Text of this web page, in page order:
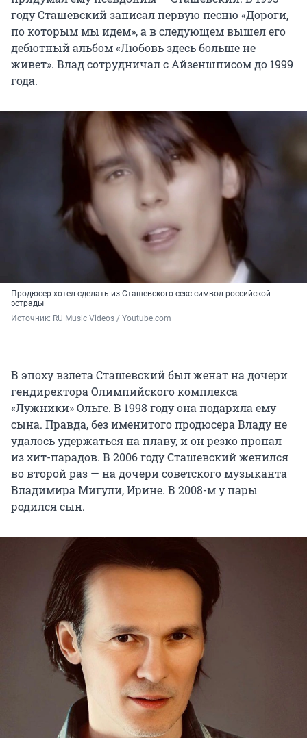
году Сташевский записал первую песню «Дороги,
по которым мы идем», а в следующем вышел его
дебютный альбом «Любовь здесь больше не
живет». Влад сотрудничал с Айзеншписом до 1999
года.
Продюсер хотел сделать из Сташевского секс-символ российской
эстрады
Источник: RU Music Videos / Youtube.com
В эпоху взлета Сташевский был женат на дочери
гендиректора Олимпийского комплекса
«Лужники» Ольге. В 1998 году она подарила ему
сына. Правда, без именитого продюсера Владу не
удалось удержаться на плаву, и он резко пропал
из хит-парадов. В 2006 году Сташевский женился
во второй раз — на дочери советского музыканта
Владимира Мигули, Ирине. В 2008-м у пары
родился сын.